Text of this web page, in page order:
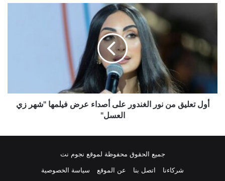
على
فيلمها
"شهرأول تعليق من نور الغندور على أصداء عرض فيلمها "شهر زي
العسل"
جميع الحقوق محفوظة لموقع نجوم نت
شركاءنا
اتصل بنا عن الموقع سياسة الخصوصية